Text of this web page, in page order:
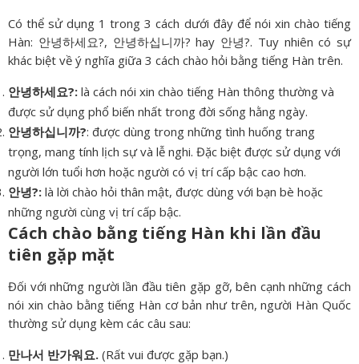
Có thể sử dụng 1 trong 3 cách dưới đây để nói xin chào tiếng
Hàn: 안녕하세요?, 안녕하십니까? hay 안녕?. Tuy nhiên có sự
khác biệt về ý nghĩa giữa 3 cách chào hỏi bằng tiếng Hàn trên.
안녕하세요?: là cách nói xin chào tiếng Hàn thông thường và
được sử dụng phổ biến nhất trong đời sống hằng ngày.
안녕하십니까?: được dùng trong những tình huống trang
trọng, mang tính lịch sự và lễ nghi. Đặc biệt được sử dụng với
người lớn tuổi hơn hoặc người có vị trí cấp bậc cao hơn.
안녕?: là lời chào hỏi thân mật, được dùng với bạn bè hoặc
những người cùng vị trí cấp bậc.
Cách chào bằng tiếng Hàn khi lần đầu
tiên gặp mặt
Đối với những người lần đầu tiên gặp gỡ, bên cạnh những cách
nói xin chào bằng tiếng Hàn cơ bản như trên, người Hàn Quốc
thường sử dụng kèm các câu sau:
만나서 반가워요. (Rất vui được gặp bạn.)